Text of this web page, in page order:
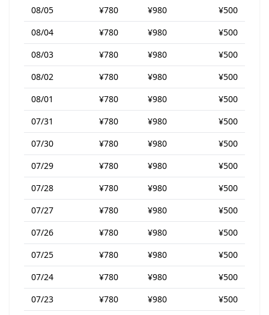
08/05 ¥780 ¥980
¥500
08/04
¥780 ¥980
¥500
08/03
¥780 ¥980
¥500
08/02
¥780 ¥980
¥500
08/01
¥780 ¥980
¥500
07/31
¥780 ¥980
¥500
07/30
¥780 ¥980
¥500
07/29
¥780 ¥980
¥500
07/28
¥780 ¥980
¥500
07/27
¥780 ¥980
¥500
07/26
¥780 ¥980
¥500
07/25
¥780 ¥980
¥500
07/24
¥780 ¥980
¥500
07/23
¥780 ¥980
¥500